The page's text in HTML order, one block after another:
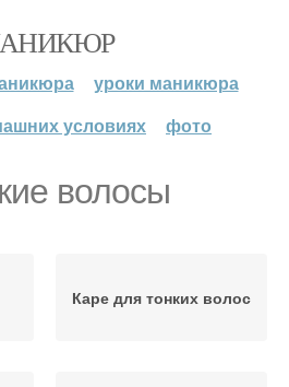
уроки маникюра
условиях
фото
волосы
Каре для тонких волос